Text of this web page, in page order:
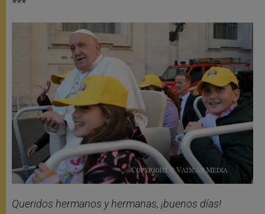
***
Queridos hermanos y hermanas, ¡buenos días!